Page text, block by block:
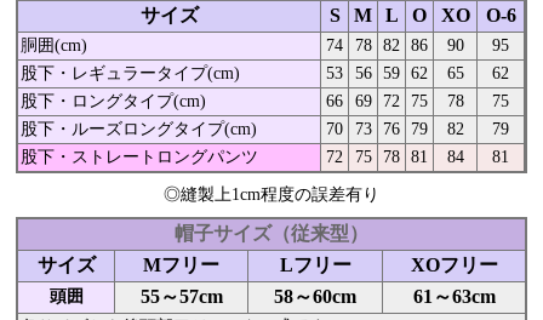
サイズ
S M L O XO O-6
胴囲(cm) 74 78 82 86 90
95
股下・レギュラータイプ(cm)
53 56 59 62 65
62
股下・ロングタイプ(cm)
66 69 72 75 78
75
股下・ルーズロングタイプ(cm)
70 73 76 79 82
79
股下・ストレートロングパンツ
72 75 78 81 84 81
◎縫製上1cm程度の誤差有り
帽子サイズ（従来型）
サイズ
Mフリー Lフリー XOフリー
頭囲 55～57cm 58～60cm 61～63cm